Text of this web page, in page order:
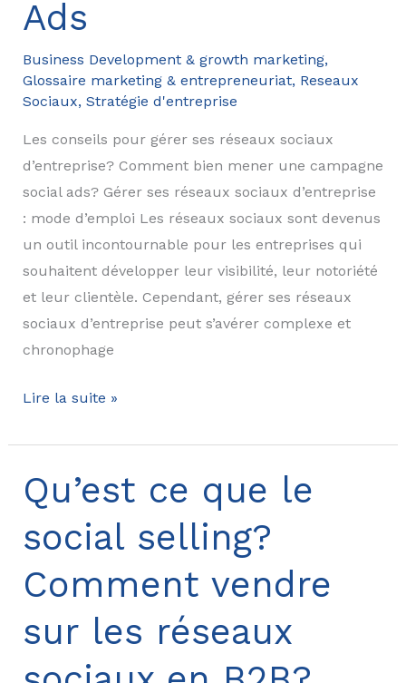
Ads
Business Development & growth marketing,
Glossaire marketing & entrepreneuriat, Reseaux
Sociaux, Stratégie d'entreprise
Les conseils pour gérer ses réseaux sociaux
d’entreprise? Comment bien mener une campagne
social ads? Gérer ses réseaux sociaux d’entreprise
: mode d’emploi Les réseaux sociaux sont devenus
un outil incontournable pour les entreprises qui
souhaitent développer leur visibilité, leur notoriété
et leur clientèle. Cependant, gérer ses réseaux
sociaux d’entreprise peut s’avérer complexe et
chronophage
Le
pour
gérer
et
développer
ses
réseaux
d’entreprise
Lire la suite »
Qu’est ce que le
social selling?
Comment vendre
sur les réseaux